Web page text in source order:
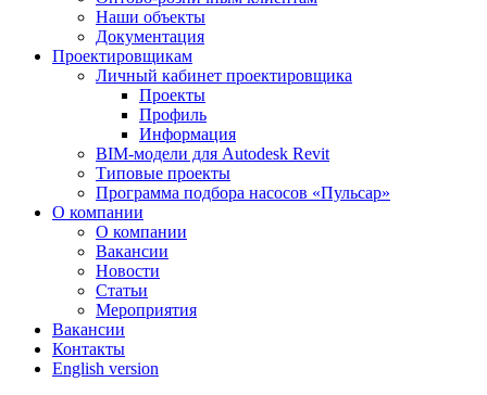
Наши объекты
Документация
Проектировщикам
Личный кабинет проектировщика
Проекты
Профиль
Информация
BIM-модели для Autodesk Revit
Типовые проекты
Программа подбора насосов «Пульсар»
О компании
О компании
Вакансии
Новости
Статьи
Мероприятия
Вакансии
Контакты
English version